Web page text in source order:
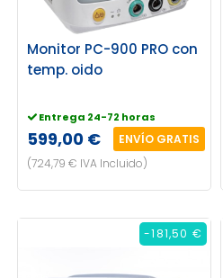
Monitor PC-900 PRO con
temp. oido
Entrega 24-72 horas
599,00 €
ENVÍO GRATIS
(724,79 € IVA Incluido)
-181,50 €